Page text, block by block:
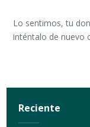
Lo sentimos, tu
inténtalo de nuevo
Reciente